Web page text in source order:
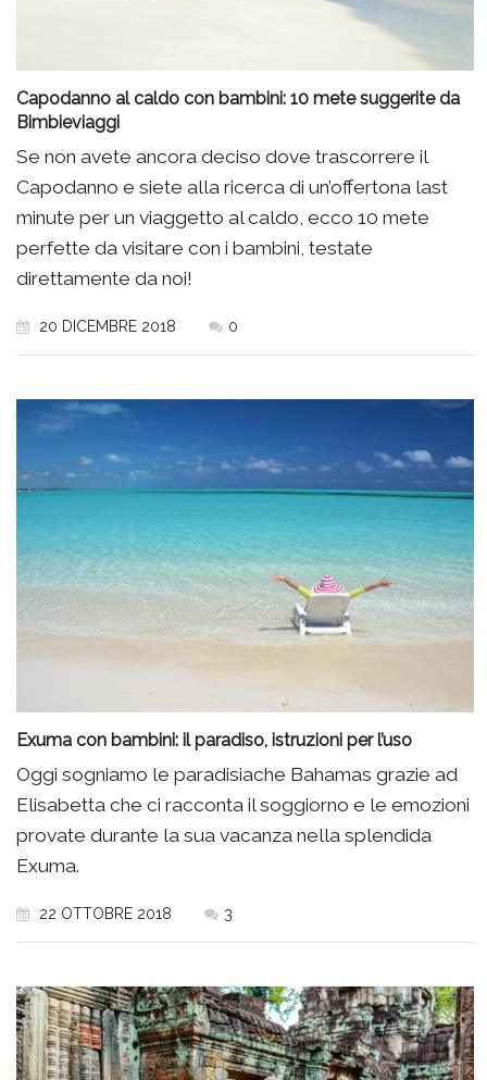
Capodanno al caldo con bambini: 10 mete suggerite da
Bimbieviaggi
Se non avete ancora deciso dove trascorrere il
Capodanno e siete alla ricerca di un’offertona last
minute per un viaggetto al caldo, ecco 10 mete
perfette da visitare con i bambini, testate
direttamente da noi!
20 DICEMBRE 2018 0
Exuma con bambini: il paradiso, istruzioni per l’uso
Oggi sogniamo le paradisiache Bahamas grazie ad
Elisabetta che ci racconta il soggiorno e le emozioni
provate durante la sua vacanza nella splendida
Exuma.
22 OTTOBRE 2018 3